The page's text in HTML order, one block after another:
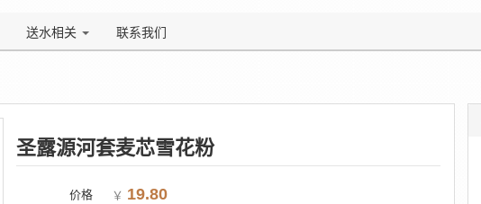
送水相关 联系我们
脉-乌素图
圣露源河套麦芯雪花粉
价格 ￥ 19.80